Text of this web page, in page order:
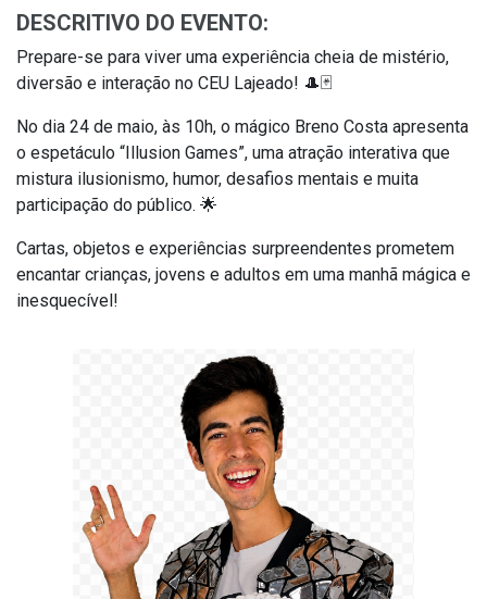
DESCRITIVO DO EVENTO:
Prepare-se para viver uma experiência cheia de mistério,
diversão e interação no CEU Lajeado! 🎩🃏
No dia 24 de maio, às 10h, o mágico Breno Costa apresenta
o espetáculo “Illusion Games”, uma atração interativa que
mistura ilusionismo, humor, desafios mentais e muita
participação do público. 🌟
Cartas, objetos e experiências surpreendentes prometem
encantar crianças, jovens e adultos em uma manhã mágica e
inesquecível!